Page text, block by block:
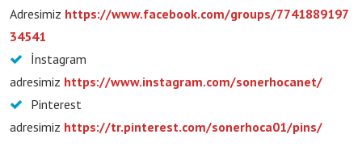
Adresimiz https://www.facebook.com/groups/7741889197
34541
İnstagram
adresimiz https://www.instagram.com/sonerhocanet/
Pinterest
adresimiz https://tr.pinterest.com/sonerhoca01/pins/